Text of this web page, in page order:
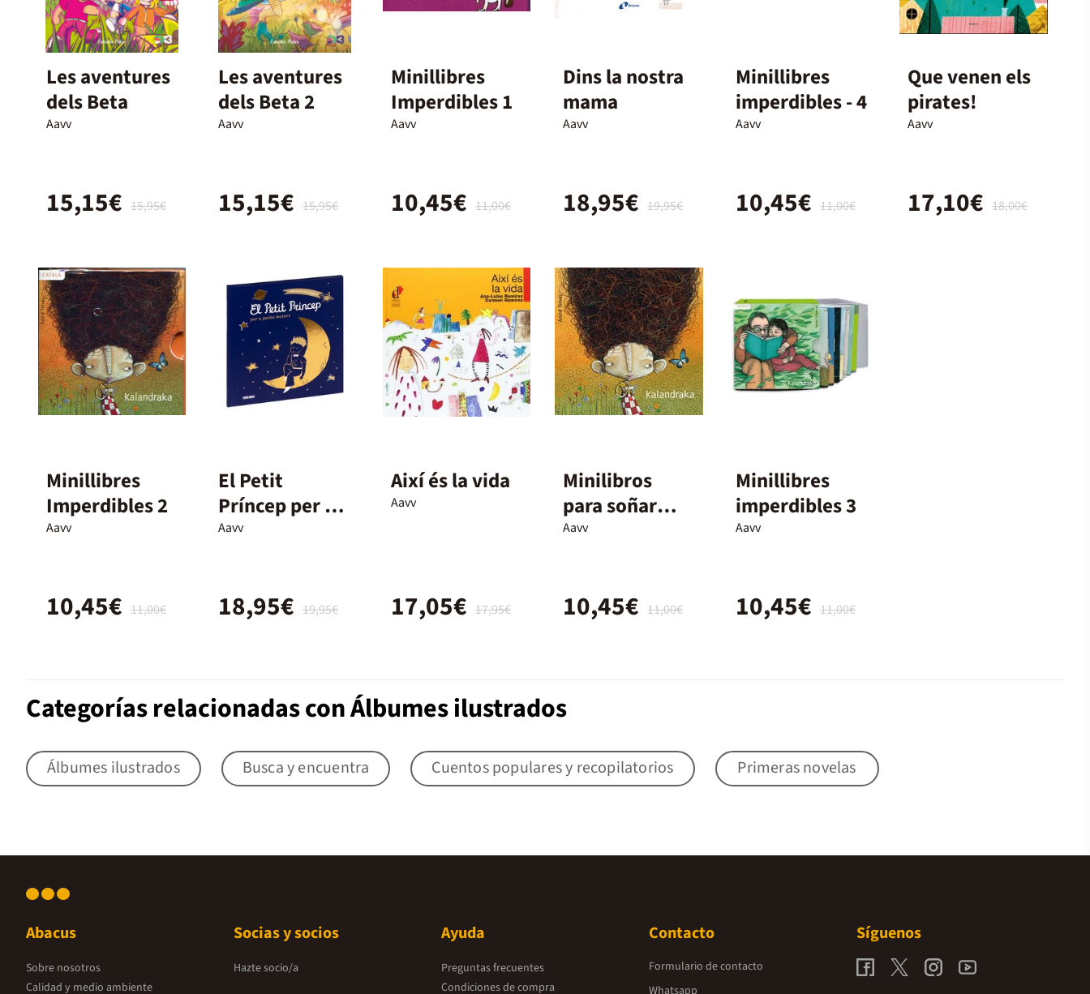
Les aventures
dels Beta
Aavv
15,95€
15,15€
Les aventures
dels Beta 2
Aavv
15,95€
15,15€
Minillibres
Imperdibles 1
Aavv
11,00€
10,45€
Dins la nostra
mama
Aavv
19,95€
18,95€
Minillibres
imperdibles - 4
Aavv
11,00€
10,45€
Que venen els
pirates!
Aavv
18,00€
17,10€
Minillibres
Imperdibles 2
Aavv
11,00€
10,45€
El Petit
Príncep per a
petits lectors.
Aavv
19,95€
18,95€
Així és la vida
Aavv
17,95€
17,05€
Minilibros
para soñar
imperdibles 2
Aavv
11,00€
10,45€
Minillibres
imperdibles 3
Aavv
11,00€
10,45€
Categorías relacionadas con Álbumes ilustrados
Álbumes ilustrados Busca y encuentra Cuentos populares y recopilatorios Primeras novelas
Abacus
Sobre nosotros
Calidad y medio ambiente
Socias y socios
Hazte socio/a
Ayuda
Preguntas frecuentes
Condiciones de compra
Contacto
Formulario de contacto
Whatsapp
Síguenos